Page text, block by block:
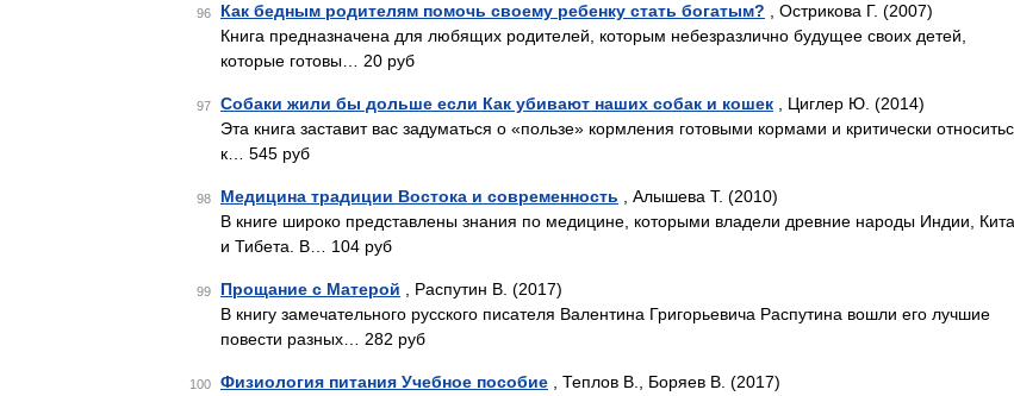
96 Как бедным родителям помочь своему ребенку стать богатым? , Острикова Г. (2007)
Книга предназначена для любящих родителей, которым не­безразлично будущее своих детей,
которые готовы… 20 руб
97 Собаки жили бы дольше если Как убивают наших собак и кошек , Циглер Ю. (2014)
Эта книга заставит вас задуматься о «пользе» кормления готовыми кормами и критически
к… 545 руб
98 Медицина традиции Востока и современность , Алышева Т. (2010)
В книге широко представлены знания по медицине, которыми владели древние народы Индии,
и Тибета. В… 104 руб
99 Прощание с Матерой , Распутин В. (2017)
В книгу замечательного русского писателя Валентина Григорьевича Распутина вошли его лучшие
повести разных… 282 руб
100 Физиология питания Учебное пособие , Теплов В., Боряев В. (2017)